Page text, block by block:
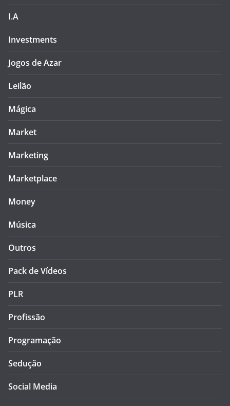
I.A
Investments
Jogos de Azar
Leilão
Mágica
Market
Marketing
Marketplace
Money
Música
Outros
Pack de Vídeos
PLR
Profissão
Programação
Sedução
Social Media